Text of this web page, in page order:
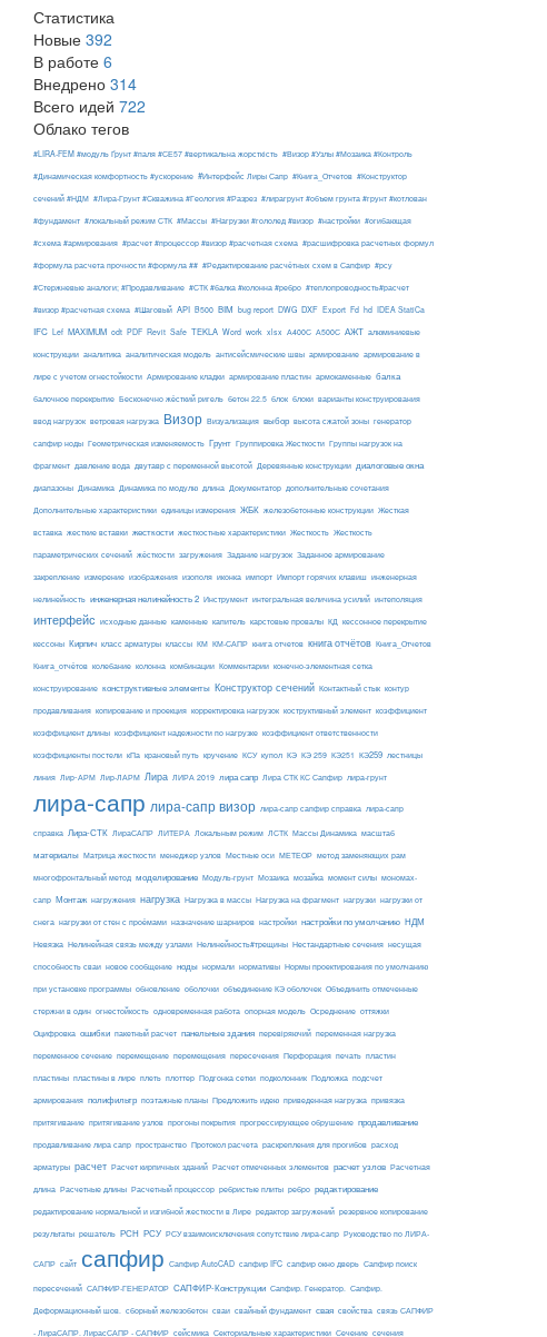
Статистика
Новые 392
В работе 6
Внедрено 314
Всего идей 722
Облако тегов
#LIRA-FEM #модуль Ґрунт #паля #СЕ57 #вертикальна жорсткість #Визор #Узлы #Мозаика #Контроль
#Динамическая комфортность #ускорение #Интерфейс Лиры Сапр #Книга_Отчетов #Конструктор
сечений #НДМ #Лира-Грунт #Скважина #Геология #Разрез #лирагрунт #объем грунта #грунт #котлован
#фундамент #локальный режим СТК #Массы #Нагрузки #гололед #визор #настройки #огибающая
#схема #армирования #расчет #процессор #визор #расчетная схема #расшифровка расчетных формул
#формула расчета прочности #формула ## #Редактирование расчётных схем в Сапфир #рсу
#Стержневые аналоги; #Продавливание #СТК #балка #колонна #ребро #теплопроводность#расчет
#визор #расчетная схема #Шаговый API B500 BIM bug report DWG DXF Export Fd hd IDEA StatiCa
IFC Lef MAXIMUM odt PDF Revit Safe TEKLA Word work xlsx А400С А500С АЖТ алюминиевые
конструкции аналитика аналитическая модель антисейсмические швы армирование армирование в
лире с учетом огнестойкости Армирование кладки армирование пластин армокаменные балка
балочное перекрытие Бесконечно жёсткий ригель бетон 22.5 блок блоки варианты конструирования
ввод нагрузок ветровая нагрузка Визор Визуализация выбор высота сжатой зоны генератор
сапфир ноды Геометрическая изменяемость Грунт Группировка Жесткости Группы нагрузок на
фрагмент давление вода двутавр с переменной высотой Деревянные конструкции диалоговые окна
диапазоны Динамика Динамика по модулю длина Документатор дополнительные сочетания
Дополнительные характеристики единицы измерения ЖБК железобетонные конструкции Жесткая
вставка жесткие вставки жесткости жесткостные характеристики Жесткость Жесткость
параметрических сечений жёсткости загружения Задание нагрузок Заданное армирование
закрепление измерение изображения изополя иконка импорт Импорт горячих клавиш инженерная
нелинейность инженерная нелинейность 2 Инструмент интегральная величина усилий интеполяция
интерфейс исходные данные каменные капитель карстовые провалы КД кессонное перекрытие
кессоны Кирпич класс арматуры классы КМ КМ-САПР книга отчетов книга отчётов Книга_Отчетов
Книга_отчётов колебание колонна комбинации Комментарии конечно-элементная сетка
конструирование конструктивные элементы Конструктор сечений Контактный стык контур
продавливания копирование и проекция корректировка нагрузок коструктивный элемент коэффициент
коэффициент длины коэффициент надежности по нагрузке коэффициент ответственности
коэффициенты постели кПа крановый путь кручение КСУ купол КЭ КЭ 259 КЭ251 КЭ259 лестницы
линия Лир-АРМ Лир-ЛАРМ Лира ЛИРА 2019 лира сапр Лира СТК КС Сапфир лира-грунт
лира-сапр лира-сапр визор лира-сапр сапфир справка лира-сапр
справка Лира-СТК ЛираСАПР ЛИТЕРА Локальным режим ЛСТК Массы Динамика масштаб
материалы Матрица жесткости менеджер узлов Местные оси МЕТЕОР метод заменяющих рам
многофронтальный метод моделирование Модуль-грунт Мозаика мозайка момент силы мономах-
сапр Монтаж нагружения нагрузка Нагрузка в массы Нагрузка на фрагмент нагрузки нагрузки от
снега нагрузки от стен с проёмами назначение шарниров настройки настройки по умолчанию НДМ
Невязка Нелинейная связь между узлами Нелинейность#трещины Нестандартные сечения несущая
способность сваи новое сообщение ноды нормали нормативы Нормы проектирования по умолчанию
при установке программы обновление оболочки объединение КЭ оболочек Объединить отмеченные
стержни в один огнестойкость одновременная работа опорная модель Осреднение оттяжки
Оцифровка ошибки пакетный расчет панельные здания перевіряючий переменная нагрузка
переменное сечение перемещение перемещения пересечения Перфорация печать пластин
пластины пластины в лире плеть плоттер Подгонка сетки подколонник Подложка подсчет
армирования полифильтр поэтажные планы Предложить идею приведенная нагрузка привязка
притягивание притягивание узлов прогоны покрытия прогрессирующее обрушение продавливание
продавливание лира сапр пространство Протокол расчета раскрепления для прогибов расход
арматуры расчет Расчет кирпичных зданий Расчет отмеченных элементов расчет узлов Расчетная
длина Расчетные длины Расчетный процессор ребристые плиты ребро редактирование
редактирование нормальной и изгибной жесткости в Лире редактор загружений резервное копирование
результаты решатель РСН РСУ РСУ взаимоисключения сопутствие лира-сапр Руководство по ЛИРА-
САПР сайт сапфир Сапфир AutoCAD сапфир IFC сапфир окно дверь Сапфир поиск
пересечений САПФИР-ГЕНЕРАТОР САПФИР-Конструкции Сапфир. Генератор. Сапфир.
Деформационный шов. сборный железобетон сваи свайный фундамент свая свойства связь САПФИР
- ЛираСАПР. ЛирасСАПР - САПФИР сейсмика Секториальные характеристики Сечение сечения